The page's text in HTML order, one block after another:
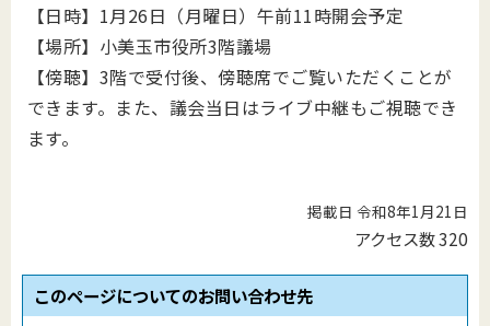
【日時】1月26日（月曜日）午前11時開会予定
【場所】小美玉市役所3階議場
【傍聴】3階で受付後、傍聴席でご覧いただくことが
できます。 また、議会当日はライブ中継もご視聴でき
ます。
掲載日 令和8年1月21日
アクセス数320
このページについてのお問い合わせ先